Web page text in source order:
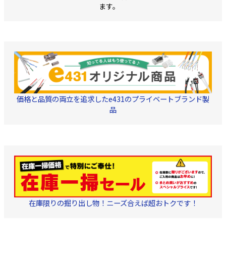
ます。
価格と品質の両立を追求したe431のプライベートブランド製
品
在庫限りの掘り出し物！ニーズ合えば超おトクです！